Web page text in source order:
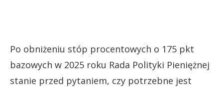
Po obniżeniu stóp procentowych o 175 pkt
bazowych w 2025 roku Rada Polityki Pieniężnej
stanie przed pytaniem, czy potrzebne jest